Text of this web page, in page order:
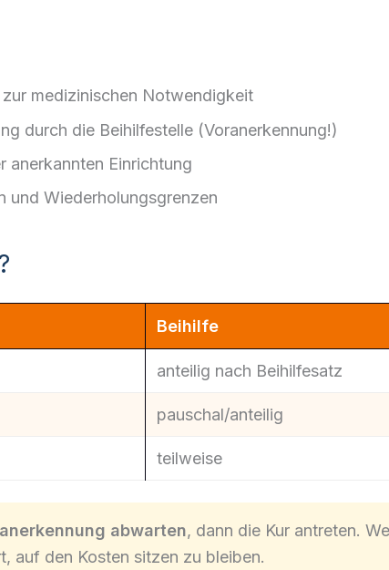
medizinischen Notwendigkeit
durch die Beihilfestelle (Voranerkennung!)
anerkannten Einrichtung
und Wiederholungsgrenzen
Beihilfe
anteilig nach Beihilfesatz
pauschal/anteilig
teilweise
abwarten, dann die Kur antreten.
auf den Kosten sitzen zu bleiben.